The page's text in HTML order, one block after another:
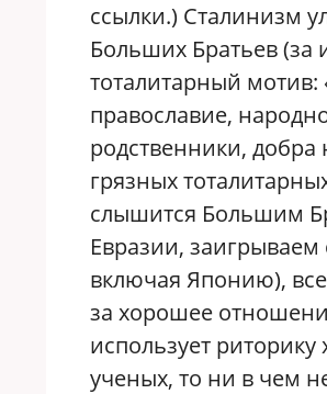
ссылки.) Сталинизм
Больших Братьев (за
тоталитарный
православие,
родственники,
грязных
слышится Большим
Евразии,
включая Японию),
за хорошее
использует
ученых, то ни в чем